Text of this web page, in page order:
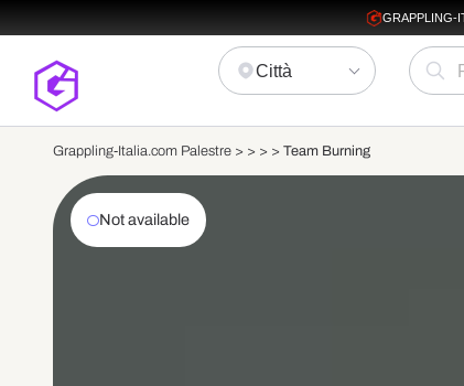
GRAPPLING-
Città
Grappling-Italia.com Palestre > > > > Team Burning
Not available